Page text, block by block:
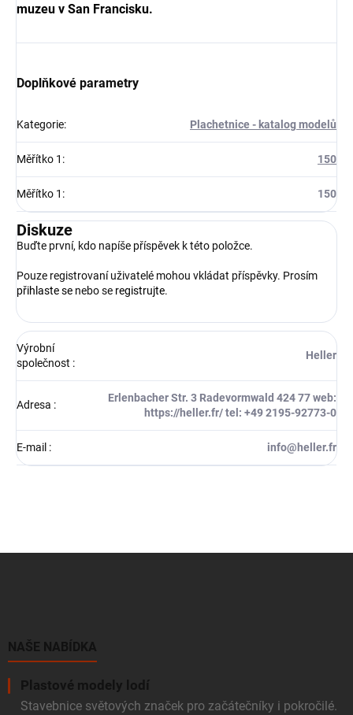
muzeu v San Francisku.
Doplňkové parametry
Kategorie: Plachetnice - katalog modelů
Měřítko 1 : 150
Měřítko 1 : 150
Diskuze
Buďte první, kdo napíše příspěvek k této položce.
Pouze registrovaní uživatelé mohou vkládat příspěvky. Prosím
přihlaste se nebo se registrujte.
Výrobní
společnost :
Heller
Adresa :
Erlenbacher Str. 3 Radevormwald 424 77 web:
https://heller.fr/ tel: +49 2195-92773-0
E-mail : info@heller.fr
NAŠE NABÍDKA
Plastové modely lodí
Stavebnice světových značek pro začátečníky i pokročilé.